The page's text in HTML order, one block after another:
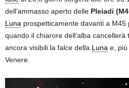
dell’ammasso aperto delle Pleiadi
Luna prospetticamente davanti a
quando il chiarore dell’alba
ancora visibili la falce della Luna e, più
Venere.